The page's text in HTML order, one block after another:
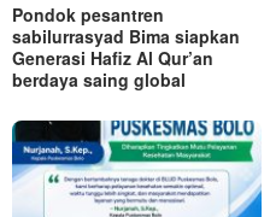
Pondok pesantren
sabilurrasyad Bima siapkan
Generasi Hafiz Al Qur’an
berdaya saing global